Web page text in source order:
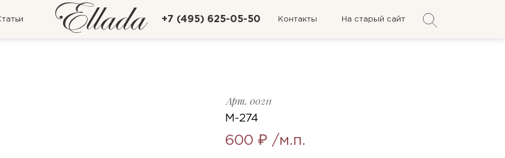
+7 (495) 625-05-50 Контакты На старый сайт
Арт. 00211
M-274
600 ₽ /м.п.